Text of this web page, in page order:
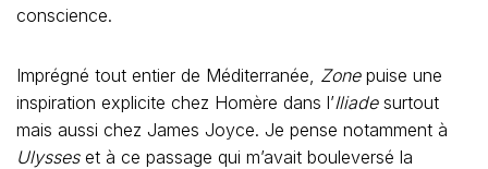
conscience.
Imprégné tout entier de Méditerranée, Zonepuise une
inspiration explicite chez Homère dans l’Iliadesurtout
mais aussi chez James Joyce. Je pense notamment à
Ulysseset à ce passage qui m’avait bouleversé la